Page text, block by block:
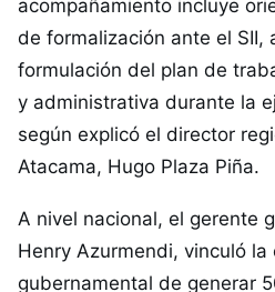
acompañamiento incluye
de formalización ante el SII,
formulación del plan de
y administrativa durante la
según explicó el director
Atacama, Hugo Plaza Piña.
A nivel nacional, el gerente
Henry Azurmendi, vinculó
gubernamental de generar